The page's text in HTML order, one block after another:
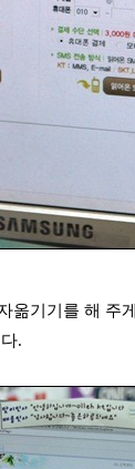
기기를 해
.